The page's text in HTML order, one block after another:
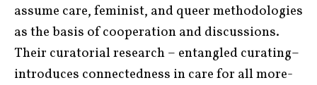
assume care, feminist, and queer methodologies
as the basis of cooperation and discussions.
Their curatorial research – entangled curating–
introduces connectedness in care for all more-